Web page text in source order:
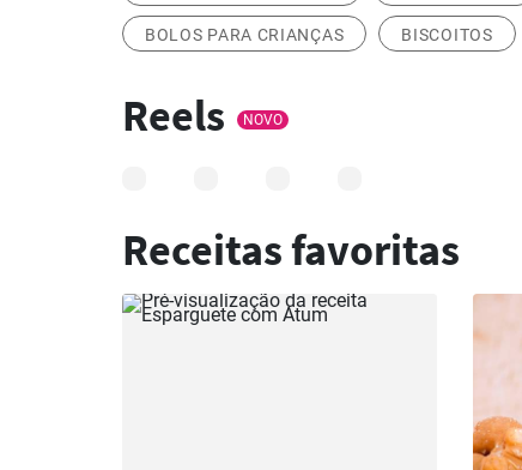
BOLOS PARA CRIANÇAS BISCOITOS
Reels NOVO
Receitas favoritas